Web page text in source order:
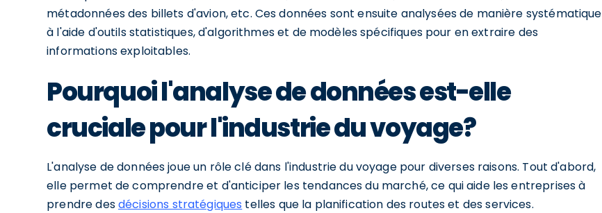
métadonnées des billets d'avion, etc. Ces données sont ensuite analysées de manière systématique
à l'aide d'outils statistiques, d'algorithmes et de modèles spécifiques pour en extraire des
informations exploitables.
Pourquoi l'analyse de données est-elle
cruciale pour l'industrie du voyage?
L'analyse de données joue un rôle clé dans l'industrie du voyage pour diverses raisons. Tout d'abord,
elle permet de comprendre et d'anticiper les tendances du marché, ce qui aide les entreprises à
prendre desdécisions stratégiques telles que la planification des routes et des services.